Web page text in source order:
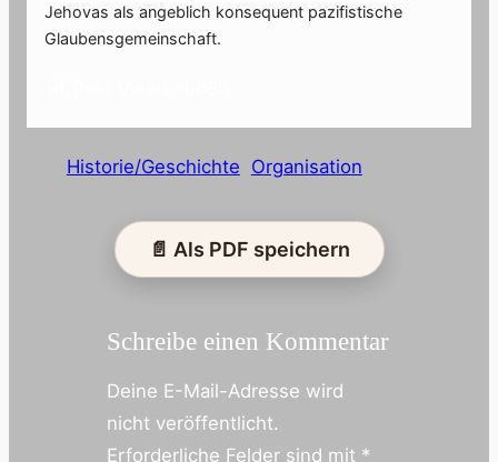
Jehovas als angeblich konsequent pazifistische
Glaubensgemeinschaft.
Historie/Geschichte Organisation
📄 Als PDF speichern
Schreibe einen Kommentar
Deine E-Mail-Adresse wird
nicht veröffentlicht.
Erforderliche Felder sind mit *